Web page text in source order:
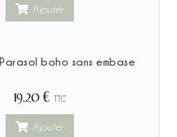
Ajouter
Parasol boho sans embase
19,20 € TTC
Ajouter